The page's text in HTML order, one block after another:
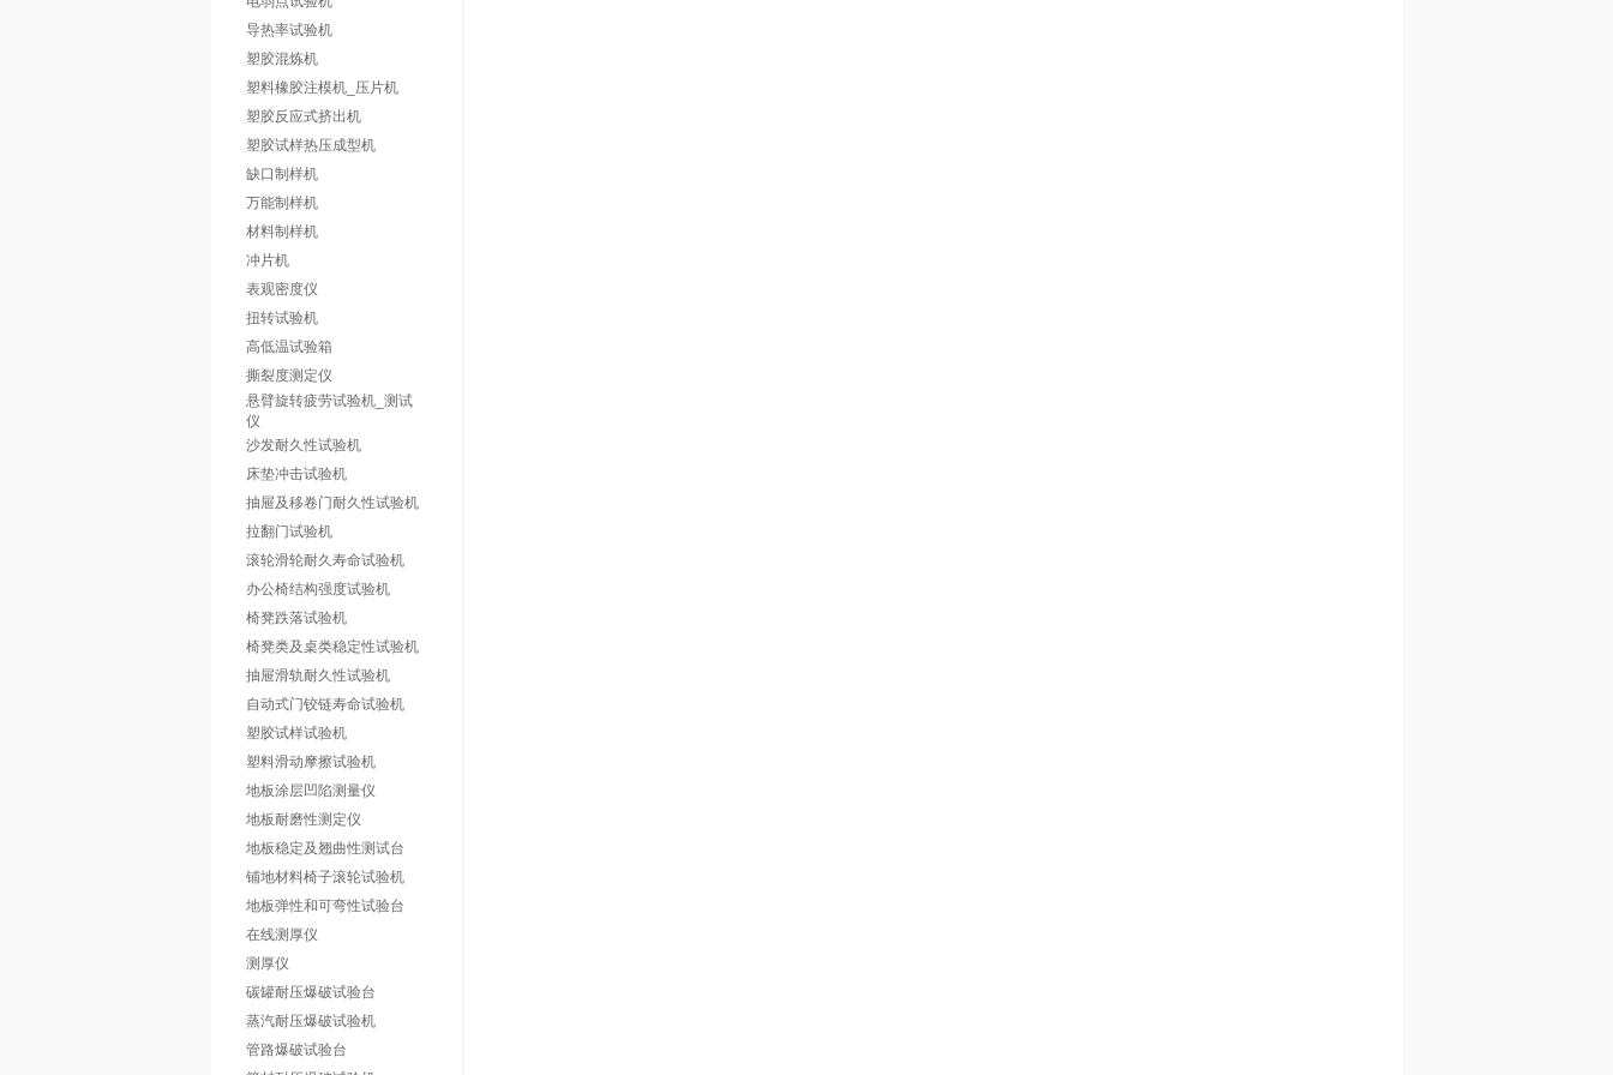
导热率试验机
塑胶混炼机
塑料橡胶注模机_压片机
塑胶反应式挤出机
塑胶试样热压成型机
缺口制样机
万能制样机
材料制样机
冲片机
表观密度仪
扭转试验机
高低温试验箱
撕裂度测定仪
悬臂旋转疲劳试验机_测试
仪
沙发耐久性试验机
床垫冲击试验机
抽屉及移卷门耐久性试验机
拉翻门试验机
滚轮滑轮耐久寿命试验机
办公椅结构强度试验机
椅凳跌落试验机
椅凳类及桌类稳定性试验机
抽屉滑轨耐久性试验机
自动式门铰链寿命试验机
塑胶试样试验机
塑料滑动摩擦试验机
地板涂层凹陷测量仪
地板耐磨性测定仪
地板稳定及翘曲性测试台
铺地材料椅子滚轮试验机
地板弹性和可弯性试验台
在线测厚仪
测厚仪
碳罐耐压爆破试验台
蒸汽耐压爆破试验机
管路爆破试验台